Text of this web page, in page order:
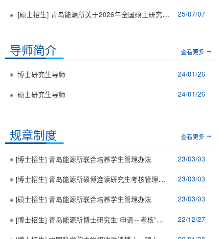
[硕士招生] 青岛能源所关于2026年全国硕士研究生招生考试初试科目调整的公告 25/07/07
导师简介 查看更多
博士研究生导师 24/01/26
硕士研究生导师 24/01/26
规章制度 查看更多
[博士招生] 青岛能源所联合培养学生管理办法 23/03/03
[博士招生] 青岛能源所硕博连读研究生考核管理规定 23/03/03
[硕士招生] 青岛能源所联合培养学生管理办法 23/03/03
[博士招生] 青岛能源所博士研究生“申请－考核”制实施细则 22/12/27